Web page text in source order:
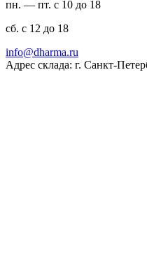
пн. — пт. с 10 до 18
сб. с 12 до 18
ur.amrahd@ofni
Адрес склада: г. Санкт-